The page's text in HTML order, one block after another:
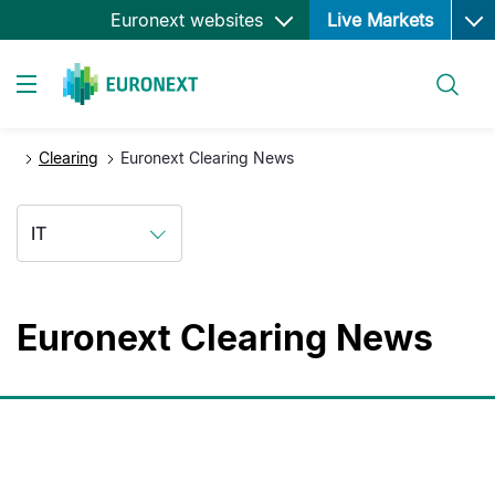
Salta
al
Euronext websites Live Markets Open
Clearing Euronext Clearing News
IT
Euronext Clearing News